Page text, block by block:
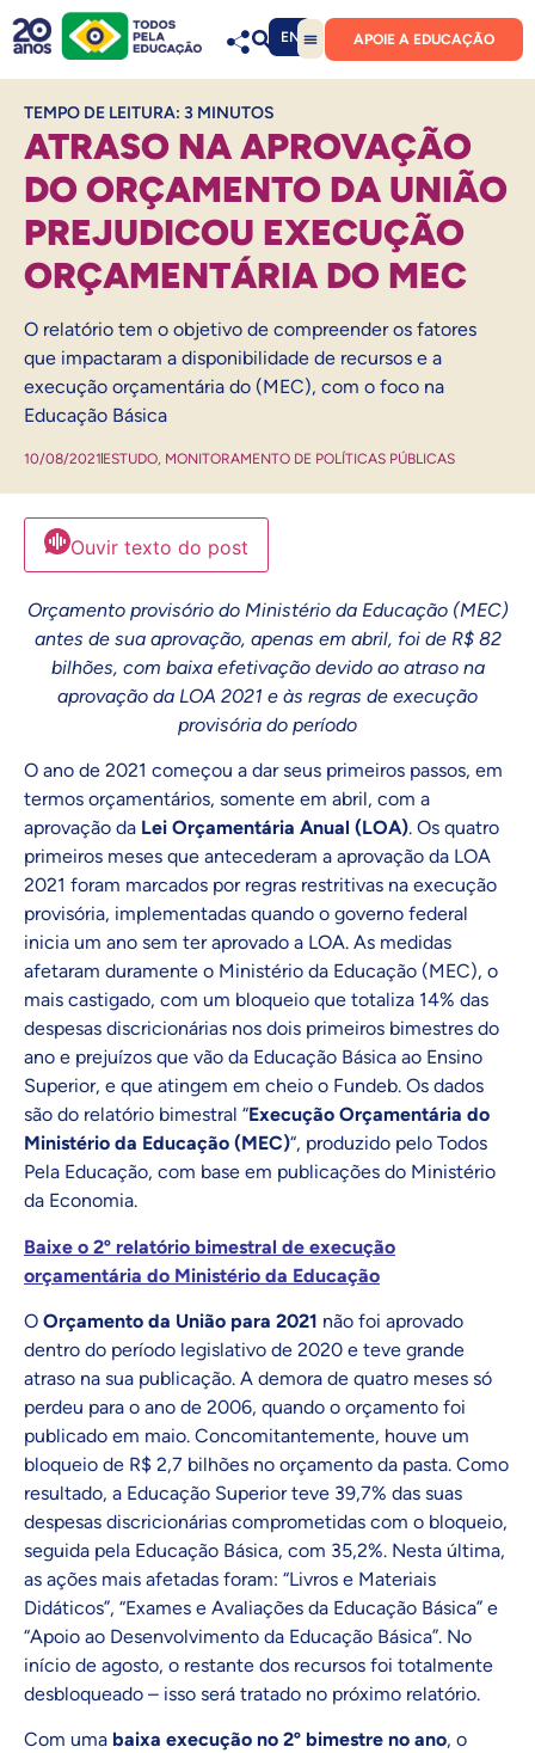
EN APOIE A EDUCAÇÃO
TEMPO DE LEITURA: 3 MINUTOS
ATRASO NA APROVAÇÃO
DO ORÇAMENTO DA UNIÃO
PREJUDICOU EXECUÇÃO
ORÇAMENTÁRIA DO MEC
O relatório tem o objetivo de compreender os fatores
que impactaram a disponibilidade de recursos e a
execução orçamentária do (MEC), com o foco na
Educação Básica
10/08/2021 ESTUDO, MONITORAMENTO DE POLÍTICAS PÚBLICAS
Ouvir texto do post
Orçamento provisório do Ministério da Educação (MEC)
antes de sua aprovação, apenas em abril, foi de R$ 82
bilhões, com baixa efetivação devido ao atraso na
aprovação da LOA 2021 e às regras de execução
provisória do período
O ano de 2021 começou a dar seus primeiros passos, em
termos orçamentários, somente em abril, com a
aprovação da Lei Orçamentária Anual (LOA). Os quatro
primeiros meses que antecederam a aprovação da LOA
2021 foram marcados por regras restritivas na execução
provisória, implementadas quando o governo federal
inicia um ano sem ter aprovado a LOA. As medidas
afetaram duramente o Ministério da Educação (MEC), o
mais castigado, com um bloqueio que totaliza 14% das
despesas discricionárias nos dois primeiros bimestres do
ano e prejuízos que vão da Educação Básica ao Ensino
Superior, e que atingem em cheio o Fundeb. Os dados
são do relatório bimestral “Execução Orçamentária do
Ministério da Educação (MEC)“, produzido pelo Todos
Pela Educação, com base em publicações do Ministério
da Economia.
Baixe o 2º relatório bimestral de execução
orçamentária do Ministério da Educação
O Orçamento da União para 2021 não foi aprovado
dentro do período legislativo de 2020 e teve grande
atraso na sua publicação. A demora de quatro meses só
perdeu para o ano de 2006, quando o orçamento foi
publicado em maio. Concomitantemente, houve um
bloqueio de R$ 2,7 bilhões no orçamento da pasta. Como
resultado, a Educação Superior teve 39,7% das suas
despesas discricionárias comprometidas com o bloqueio,
seguida pela Educação Básica, com 35,2%. Nesta última,
as ações mais afetadas foram: “Livros e Materiais
Didáticos”, “Exames e Avaliações da Educação Básica” e
“Apoio ao Desenvolvimento da Educação Básica”. No
início de agosto, o restante dos recursos foi totalmente
desbloqueado – isso será tratado no próximo relatório.
Com uma baixa execução no 2º bimestre no ano, o